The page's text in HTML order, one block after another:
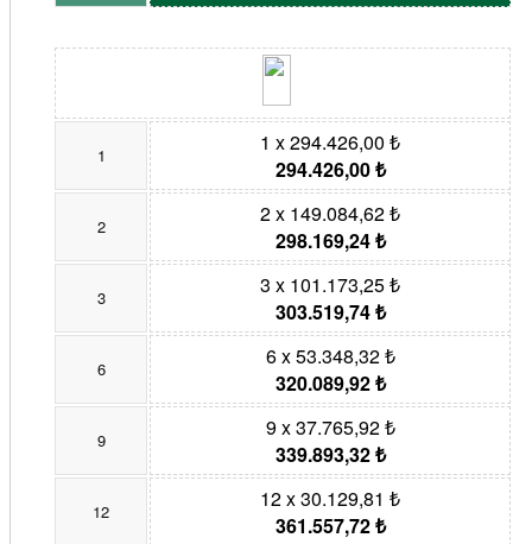
1
1 x 294.426,00 ₺
294.426,00 ₺
2
2 x 149.084,62 ₺
298.169,24 ₺
3
3 x 101.173,25 ₺
303.519,74 ₺
6
6 x 53.348,32 ₺
320.089,92 ₺
9
9 x 37.765,92 ₺
339.893,32 ₺
12
12 x 30.129,81 ₺
361.557,72 ₺